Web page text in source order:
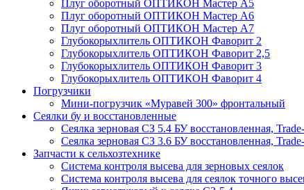
Плуг оборотный ОПТИКОН Мастер А5
Плуг оборотный ОПТИКОН Мастер А6
Плуг оборотный ОПТИКОН Мастер А7
Глубокорыхлитель ОПТИКОН Фаворит 2
Глубокорыхлитель ОПТИКОН Фаворит 2,5
Глубокорыхлитель ОПТИКОН Фаворит 3
Глубокорыхлитель ОПТИКОН Фаворит 4
Погрузчики
Мини-погрузчик «Муравей 300» фронтальный
Сеялки бу и восстановленные
Сеялка зерновая СЗ 5.4 БУ восстановленная,
Сеялка зерновая СЗ 3.6 БУ восстановленная,
Запчасти к сельхозтехнике
Система контроля высева для зерновых сеялок
Система контроля высева для сеялок точного